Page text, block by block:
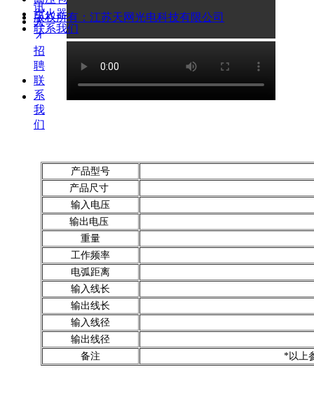
讯
人
才
招
聘
联
系
我
们
产品型号
产品尺寸
输入电压
输出电压
重量
工作频率
电弧距离
输入线长
输出线长
输入线径
输出线径
备注
*以上
点火器
联系我们
版权所有： 江苏天网光电科技有限公司